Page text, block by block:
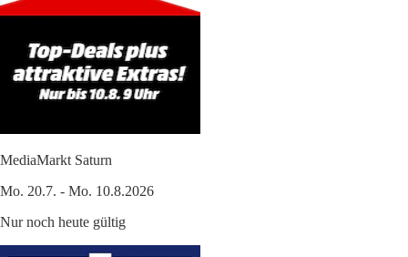
MediaMarkt Saturn
Mo. 20.7. - Mo. 10.8.2026
Nur noch heute gültig